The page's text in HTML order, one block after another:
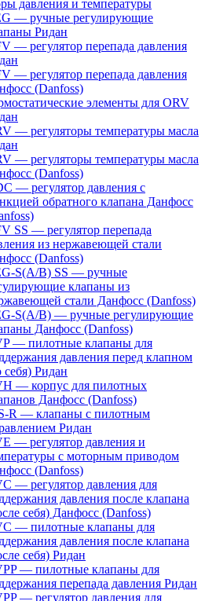
давления и температуры
— ручные регулирующие
Ридан
— регулятор перепада давления
— регулятор перепада давления
(Danfoss)
элементы для ORV
— регуляторы температуры масла
— регуляторы температуры масла
(Danfoss)
— регулятор давления с
обратного клапана Данфосс
SS — регулятор перепада
из нержавеющей стали
(Danfoss)
S(A/B) SS — ручные
клапаны из
стали Данфосс (Danfoss)
S(A/B) — ручные регулирующие
Данфосс (Danfoss)
— пилотные клапаны для
давления перед клапном
себя) Ридан
— корпус для пилотных
Данфосс (Danfoss)
R — клапаны с пилотным
Ридан
— регулятор давления и
с моторным приводом
(Danfoss)
— регулятор давления для
давления после клапана
себя) Данфосс (Danfoss)
— пилотные клапаны для
давления после клапана
себя) Ридан
— пилотные клапаны для
перепада давления Ридан
— регулятор давления для